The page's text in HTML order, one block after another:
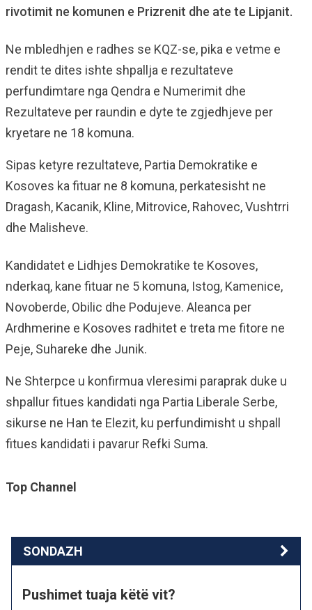
rivotimit ne komunen e Prizrenit dhe ate te Lipjanit.
Ne mbledhjen e radhes se KQZ-se, pika e vetme e
rendit te dites ishte shpallja e rezultateve
perfundimtare nga Qendra e Numerimit dhe
Rezultateve per raundin e dyte te zgjedhjeve per
kryetare ne 18 komuna.
Sipas ketyre rezultateve, Partia Demokratike e
Kosoves ka fituar ne 8 komuna, perkatesisht ne
Dragash, Kacanik, Kline, Mitrovice, Rahovec, Vushtrri
dhe Malisheve.
Kandidatet e Lidhjes Demokratike te Kosoves,
nderkaq, kane fituar ne 5 komuna, Istog, Kamenice,
Novoberde, Obilic dhe Podujeve. Aleanca per
Ardhmerine e Kosoves radhitet e treta me fitore ne
Peje, Suhareke dhe Junik.
Ne Shterpce u konfirmua vleresimi paraprak duke u
shpallur fitues kandidati nga Partia Liberale Serbe,
sikurse ne Han te Elezit, ku perfundimisht u shpall
fitues kandidati i pavarur Refki Suma.
Top Channel
SONDAZH
Pushimet tuaja këtë vit?